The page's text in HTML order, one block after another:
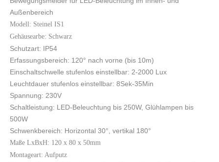
Außenbereich
Modell: Steinel IS1
Gehäusearbe: Schwarz
Schutzart: IP54
Erfassungsbereich: 120° nach vorne (bis 10m)
Einschaltschwelle stufenlos einstellbar: 2-2000 Lux
Leuchtdauer stufenlos einstellbar: 8Sek-35Min
Spannung: 230V
Schaltleistung: LED-Beleuchtung bis 250W, Glühlampen bis
500W
Schwenkbereich: Horizontal 30°, vertikal 180°
Maße LxBxH: 120 x 80 x 50mm
Montageart: Aufputz